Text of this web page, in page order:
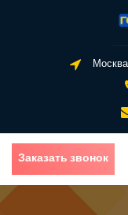
Заказать звонок